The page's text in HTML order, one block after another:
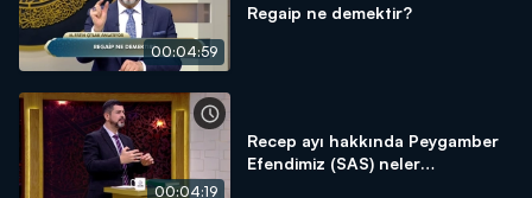
00:04:59
Regaip ne demektir?
00:04:19
Recep ayı hakkında Peygamber
Efendimiz (SAS) neler